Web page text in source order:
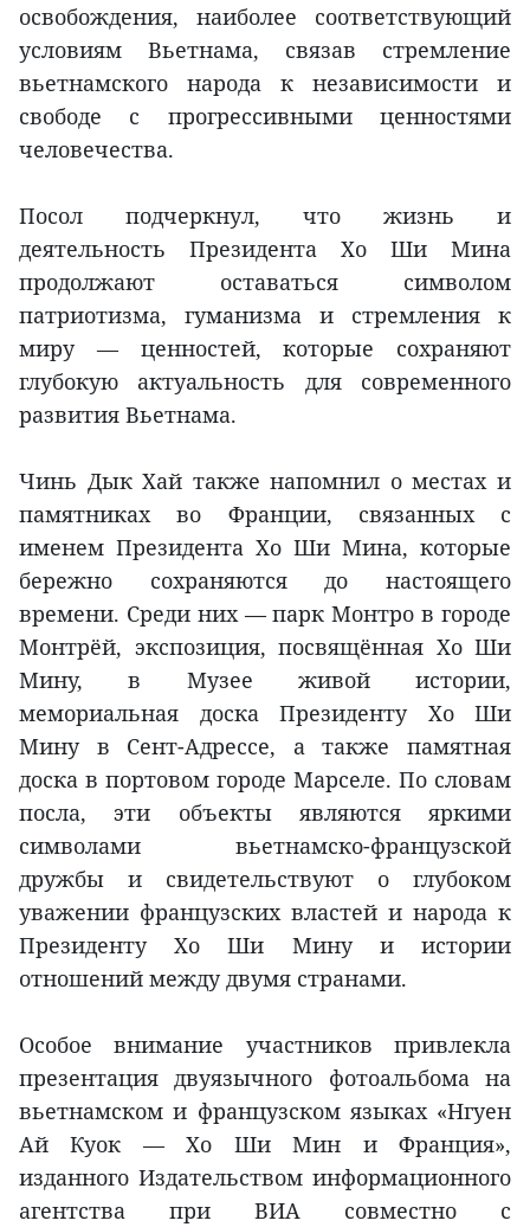
освобождения, наиболее соответствующий
условиям Вьетнама, связав стремление
вьетнамского народа к независимости и
свободе с прогрессивными ценностями
человечества.
Посол подчеркнул, что жизнь и
деятельность Президента Хо Ши Мина
продолжают оставаться символом
патриотизма, гуманизма и стремления к
миру — ценностей, которые сохраняют
глубокую актуальность для современного
развития Вьетнама.
Чинь Дык Хай также напомнил о местах и
памятниках во Франции, связанных с
именем Президента Хо Ши Мина, которые
бережно сохраняются до настоящего
времени. Среди них — парк Монтро в городе
Монтрёй, экспозиция, посвящённая Хо Ши
Мину, в Музее живой истории,
мемориальная доска Президенту Хо Ши
Мину в Сент-Адрессе, а также памятная
доска в портовом городе Марселе. По словам
посла, эти объекты являются яркими
символами вьетнамско-французской
дружбы и свидетельствуют о глубоком
уважении французских властей и народа к
Президенту Хо Ши Мину и истории
отношений между двумя странами.
Особое внимание участников привлекла
презентация двуязычного фотоальбома на
вьетнамском и французском языках «Нгуен
Ай Куок — Хо Ши Мин и Франция»,
изданного Издательством информационного
агентства при ВИА совместно с